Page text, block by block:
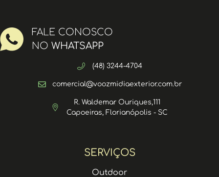
SERVIÇOS
Outdoor
FALE CONOSCO
NO WHATSAPP
(48) 3244-4704
comercial@voozmidiaexterior.com.br
R. Waldemar Ouriques,111
Capoeiras, Florianópolis - SC